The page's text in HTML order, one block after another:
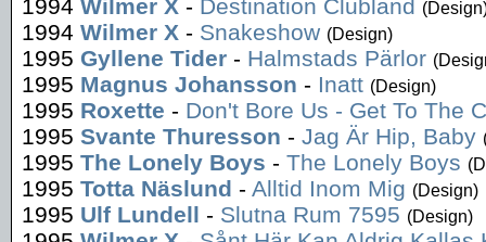
1994 Wilmer X - Destination Clubland
1994 Wilmer X - Snakeshow (Design)
1995 Gyllene Tider - Halmstads Pärlor
1995 Magnus Johansson - Inatt (Design)
1995 Roxette - Don't Bore Us - Get To The
1995 Svante Thuresson - Jag Är Hip, Baby
1995 The Lonely Boys - The Lonely Boys
1995 Totta Näslund - Alltid Inom Mig (Design)
1995 Ulf Lundell - Slutna Rum 7595 (Design)